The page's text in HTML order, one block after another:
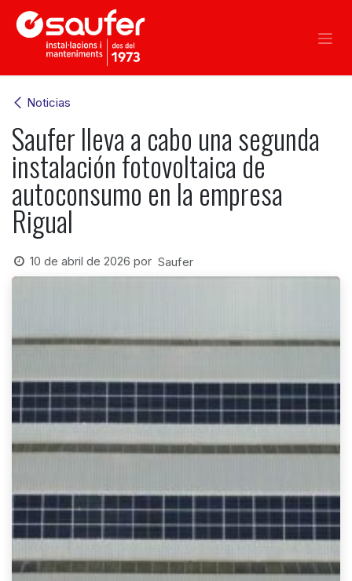
Ir al contenido
Noticias
Saufer lleva a cabo una segunda
instalación fotovoltaica de
autoconsumo en la empresa
Rigual
10 de abril de 2026 por Saufer